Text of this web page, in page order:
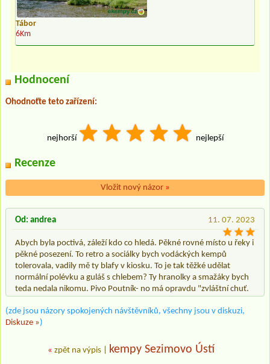
Tábor
6Km
Hodnocení
Ohodnoťte teto zařízení:
nejhorší nejlepší
Recenze
Vložit nový názor »
11. 07. 2023
Od: andrea
Abych byla poctivá, záleží kdo co hledá. Pěkné rovné místo u řeky i
pěkné posezení. To retro a sociálky bych vodáckých kempů
tolerovala, vadily mě ty blafy v kiosku. To je tak těžké udělat
normální polévku a guláš s chlebem? Ty hranolky a smažáky bych
teda nedala nikomu. Pivo Poutník- no má opravdu "zvláštní chuť.
(zde jsou názory spokojených návštěvníků, všechny jsou v diskuzi,
Diskuze »)
« zpět na výpis kempy Sezimovo Ústí